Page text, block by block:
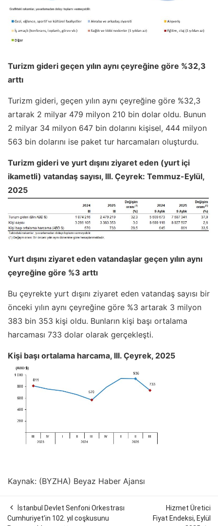
Turizm gideri geçen yılın aynı çeyreğine göre %32,3
arttı
Turizm gideri, geçen yılın aynı çeyreğine göre %32,3
artarak 2 milyar 479 milyon 210 bin dolar oldu. Bunun
2 milyar 34 milyon 647 bin dolarını kişisel, 444 milyon
563 bin dolarını ise paket tur harcamaları oluşturdu.
Turizm gideri ve yurt dışını ziyaret eden (yurt içi
ikametli) vatandaş sayısı, III. Çeyrek: Temmuz-Eylül,
2025
Yurt dışını ziyaret eden vatandaşlar geçen yılın aynı
çeyreğine göre %3 arttı
Bu çeyrekte yurt dışını ziyaret eden vatandaş sayısı bir
önceki yılın aynı çeyreğine göre %3 artarak 3 milyon
383 bin 353 kişi oldu. Bunların kişi başı ortalama
harcaması 733 dolar olarak gerçekleşti.
Kişi başı ortalama harcama, III. Çeyrek, 2025
Kaynak: (BYZHA) Beyaz Haber Ajansı

İstanbul Devlet Senfoni Orkestrası
Cumhuriyet’in 102. yıl coşkusunu
Hizmet Üretici
Fiyat Endeksi, Eylül